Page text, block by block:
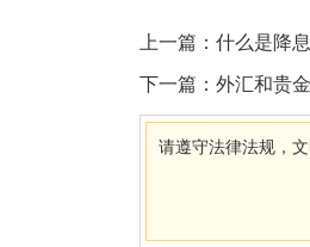
上一篇： 什么是降息
下一篇： 外汇和贵
请遵守法律法规，